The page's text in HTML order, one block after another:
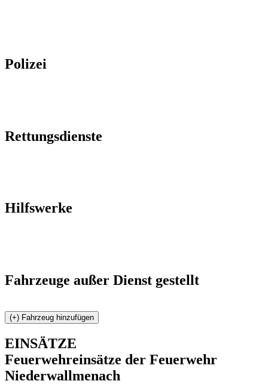
Polizei
Rettungsdienste
Hilfswerke
Fahrzeuge außer Dienst gestellt
EINSÄTZE
Feuerwehreinsätze der Feuerwehr
Niederwallmenach